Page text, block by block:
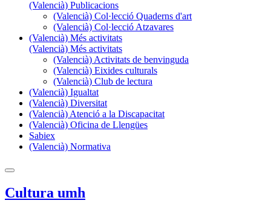
(Valencià) Publicacions
(Valencià) Col·lecció Quaderns d'art
(Valencià) Col·lecció Atzavares
(Valencià) Més activitats
(Valencià) Més activitats
(Valencià) Activitats de benvinguda
(Valencià) Eixides culturals
(Valencià) Club de lectura
(Valencià) Igualtat
(Valencià) Diversitat
(Valencià) Atenció a la Discapacitat
(Valencià) Oficina de Llengües
Sabiex
(Valencià) Normativa
Cultura umh